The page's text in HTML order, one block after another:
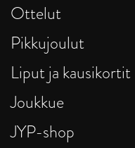
Ottelut
Pikkujoulut
Liput ja kausikortit
Joukkue
JYP-shop